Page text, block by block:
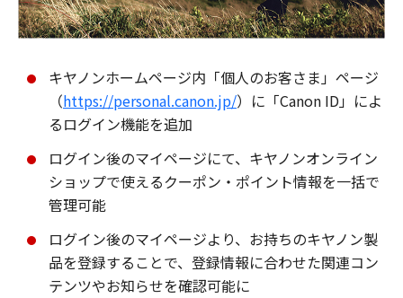
キヤノンホームページ内「個人のお客さま」ページ
（https://personal.canon.jp/）に「Canon ID」によ
るログイン機能を追加
ログイン後のマイページにて、キヤノンオンライン
ショップで使えるクーポン・ポイント情報を一括で
管理可能
ログイン後のマイページより、お持ちのキヤノン製
品を登録することで、登録情報に合わせた関連コン
テンツやお知らせを確認可能に